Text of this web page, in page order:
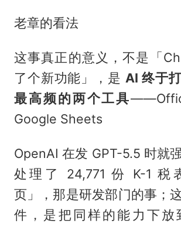
老章的看法
这事真正的意义，不是「
了个新功能」，是 AI 终于
最高频的两个工具
Google Sheets
OpenAI 在发 GPT-5.5 时就
处理了 24,771 份 K-1 税
页」，那是研发部门的事；
件，是把同样的能力下放